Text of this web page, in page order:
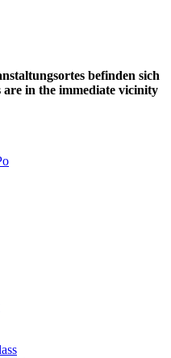
befinden sich
are in the immediate vicinity